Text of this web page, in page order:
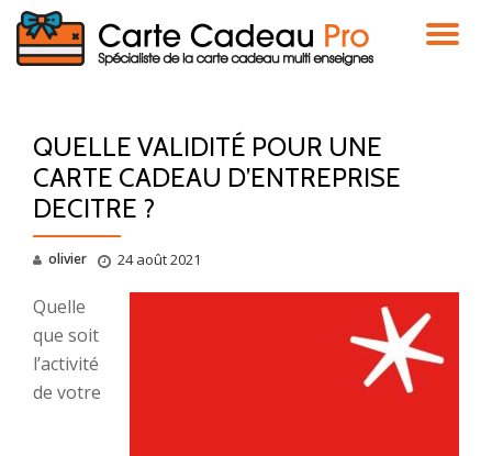
Aller
QUELLE VALIDITÉ POUR UNE
CARTE CADEAU D’ENTREPRISE
DECITRE ?
olivier 24 août 2021
Quelle
que soit
l’activité
de votre